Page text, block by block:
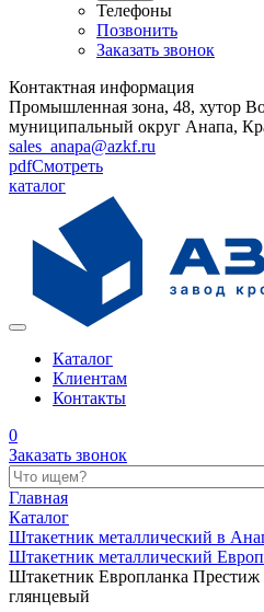
Телефоны
Позвонить
Заказать звонок
Контактная информация
Промышленная зона, 48, хутор
муниципальный округ Анапа,
sales_anapa@azkf.ru
pdfСмотреть
каталог
Каталог
Клиентам
Контакты
0
Заказать звонок
Поиск по каталогу
Главная
Каталог
Штакетник металлический в
Штакетник металлический
Штакетник Европланка
глянцевый